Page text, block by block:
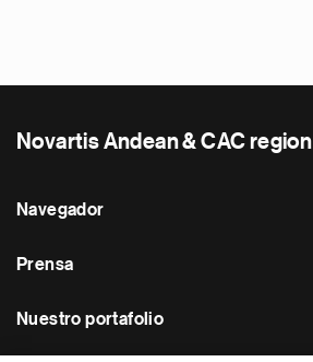
Novartis Andean & CAC region
Navegador
Prensa
Nuestro portafolio